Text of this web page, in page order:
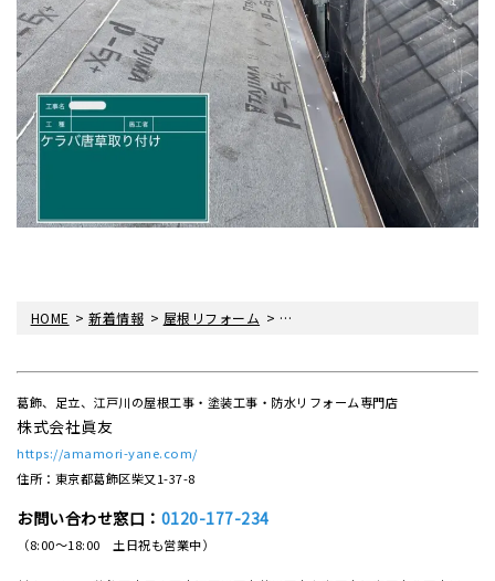
HOME >新着情報 > 屋根リフォーム > 〈雨漏り・眞友〉江戸川区南小岩
葛飾、足立、江戸川の屋根工事・塗装工事・防水リフォーム専門店
株式会社眞友
https://amamori-yane.com/
住所：東京都葛飾区柴又1-37-8
お問い合わせ窓口： 0120-177-234
（8:00～18:00 土日祝も営業中）